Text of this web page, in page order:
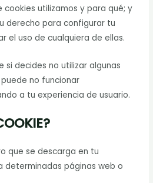
cookies utilizamos y para qué; y
derecho para configurar tu
el uso de cualquiera de ellas.
si decides no utilizar algunas
no funcionar
a tu experiencia de usuario.
que se descarga en tu
determinadas páginas web o